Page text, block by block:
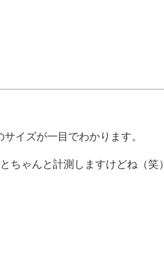
イズが一目でわかります。
ちゃんと計測しますけどね（笑）